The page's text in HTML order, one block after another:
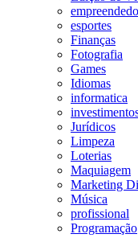
esportes
Finanças
Fotografia
Games
Idiomas
informatica
Jurídicos
Limpeza
Loterias
Maquiagem
Marketing
Música
profissional
Programação